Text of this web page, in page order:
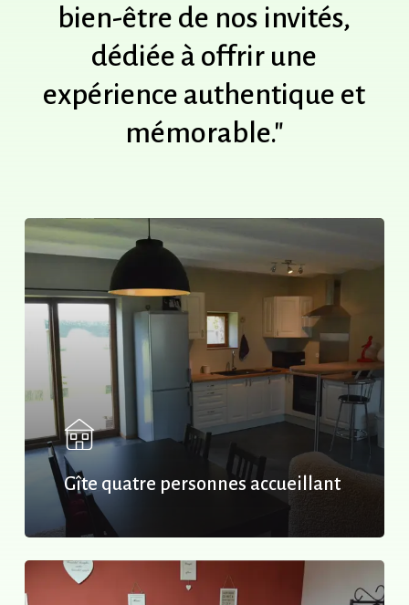
bien-être de nos invités,
dédiée à offrir une
expérience authentique et
mémorable."
Gîte quatre personnes accueillant